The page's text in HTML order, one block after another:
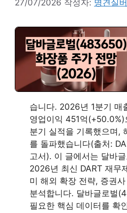
27/07/2026 작성자: 명견실버
습니다. 2026년 1분기 매
영업이익 451억(+50.0%)
분기 실적을 기록했으며,
를 돌파했습니다(출처:
고서). 이 글에서는 달바
2026년 최신 DART 재무
미 해외 확장 전략, 증권
분석합니다. 달바글로벌
필요한 핵심 데이터를 확